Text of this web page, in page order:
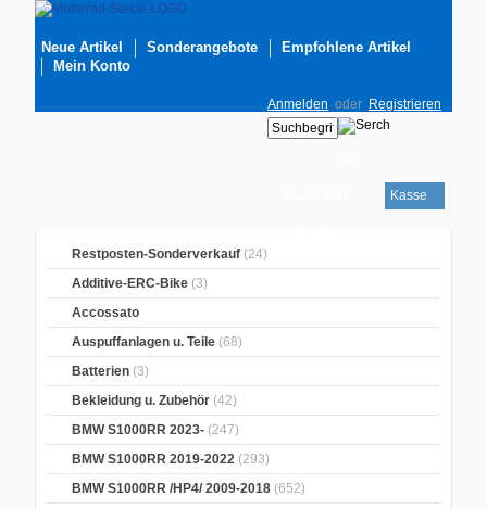
Neue Artikel Sonderangebote
Empfohlene Artikel
Mein Konto
Anmelden oder Registrieren
Kasse
Restposten-Sonderverkauf (24)
Additive-ERC-Bike (3)
Accossato
Auspuffanlagen u. Teile (68)
Batterien (3)
Bekleidung u. Zubehör (42)
BMW S1000RR 2023- (247)
BMW S1000RR 2019-2022 (293)
BMW S1000RR /HP4/ 2009-2018 (652)